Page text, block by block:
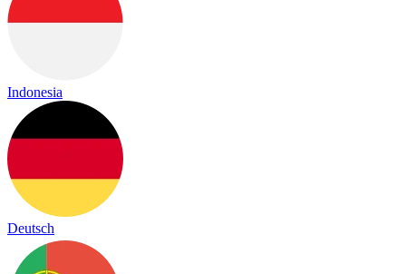
Indonesia
Deutsch